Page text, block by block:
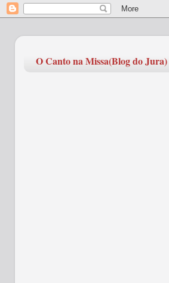
O Canto na Missa(Blog do Jura)